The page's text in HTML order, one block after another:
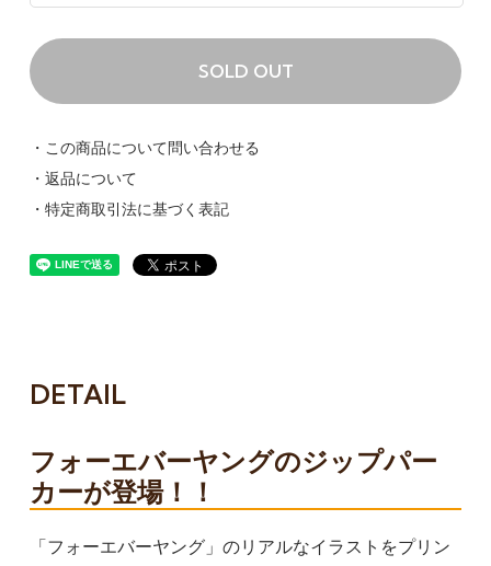
SOLD OUT
・この商品について問い合わせる
・返品について
・特定商取引法に基づく表記
DETAIL
フォーエバーヤングのジップパー
カーが登場！！
「フォーエバーヤング」のリアルなイラストをプリン